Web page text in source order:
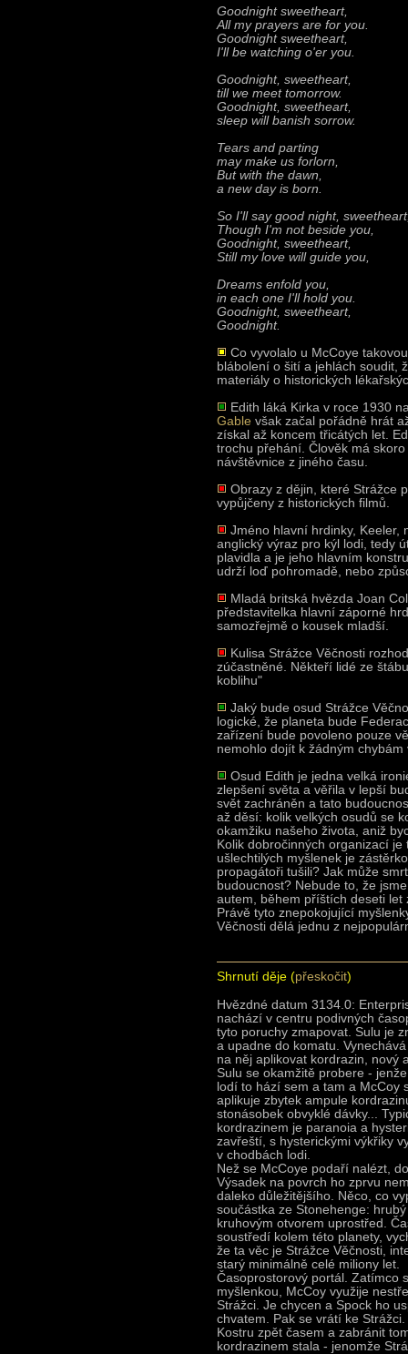
Goodnight sweetheart,
All my prayers are for you.
Goodnight sweetheart,
I'll be watching o'er you.
Goodnight, sweetheart,
till we meet tomorrow.
Goodnight, sweetheart,
sleep will banish sorrow.
Tears and parting
may make us forlorn,
But with the dawn,
a new day is born.
So I'll say good night,
Though I'm not beside you,
Goodnight, sweetheart,
Still my love will guide you,
Dreams enfold you,
in each one I'll hold you.
Goodnight, sweetheart,
Goodnight.
Co vyvolalo u McCoye
blábolení o šití a jehlách soudit,
materiály o historických
Edith láká Kirka v roce 1930
Gable však začal pořádně hrát
získal až koncem třicátých let.
trochu přehání. Člověk má
návštěvnice z jiného času.
Obrazy z dějin, které Strážce
vypůjčeny z historických filmů.
Jméno hlavní hrdinky, Keeler,
anglický výraz pro kýl lodi, tedy
plavidla a je jeho hlavním
udrží loď pohromadě, nebo
Mladá britská hvězda Joan
představitelka hlavní záporné
samozřejmě o kousek mladší.
Kulisa Strážce Věčnosti
zúčastněné. Někteří lidé ze
koblihu"
Jaký bude osud Strážce
logické, že planeta bude
zařízení bude povoleno pouze
nemohlo dojít k žádným chybám
Osud Edith je jedna velká
zlepšení světa a věřila v lepší
svět zachráněn a tato
až děsí: kolik velkých osudů se
okamžiku našeho života, aniž
Kolik dobročinných organizací
ušlechtilých myšlenek je
propagátoři tušili? Jak může
budoucnost? Nebude to, že
autem, během příštích deseti let
Právě tyto znepokojující
Věčnosti dělá jednu z
Shrnutí děje (přeskočit)
Hvězdné datum 3134.0:
nachází v centru podivných
tyto poruchy zmapovat. Sulu je
a upadne do komatu.
na něj aplikovat kordrazin, nový
Sulu se okamžitě probere -
lodí to hází sem a tam a McCoy
aplikuje zbytek ampule
stonásobek obvyklé dávky...
kordrazinem je paranoia a
zavřeští, s hysterickými výkřiky
v chodbách lodi.
Než se McCoye podaří nalézt,
Výsadek na povrch ho zprvu
daleko důležitějšího. Něco, co
součástka ze Stonehenge:
kruhovým otvorem uprostřed.
soustředí kolem této planety,
že ta věc je Strážce Věčnosti,
starý minimálně celé miliony let.
Časoprostorový portál. Zatímco
myšlenkou, McCoy využije
Strážci. Je chycen a Spock ho
chvatem. Pak se vrátí ke
Kostru zpět časem a zabránit
kordrazinem stala - jenomže